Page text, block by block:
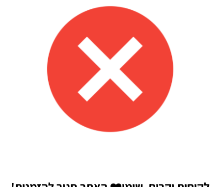
Shilav Sayag
איכות מדהימה!
הזמנתי בלונים כדי לעצב קשת ליום הולדת של הבן שלי, המשלוח הגיע
מהר מהמצופה!! הכל באיכות מדהימה, בצבעים יפים בדיוק כמו שחשבתי
שיהיו!! התמונות מדברות בעד עצמן!! ממליצה בחום♥️♥️♥️